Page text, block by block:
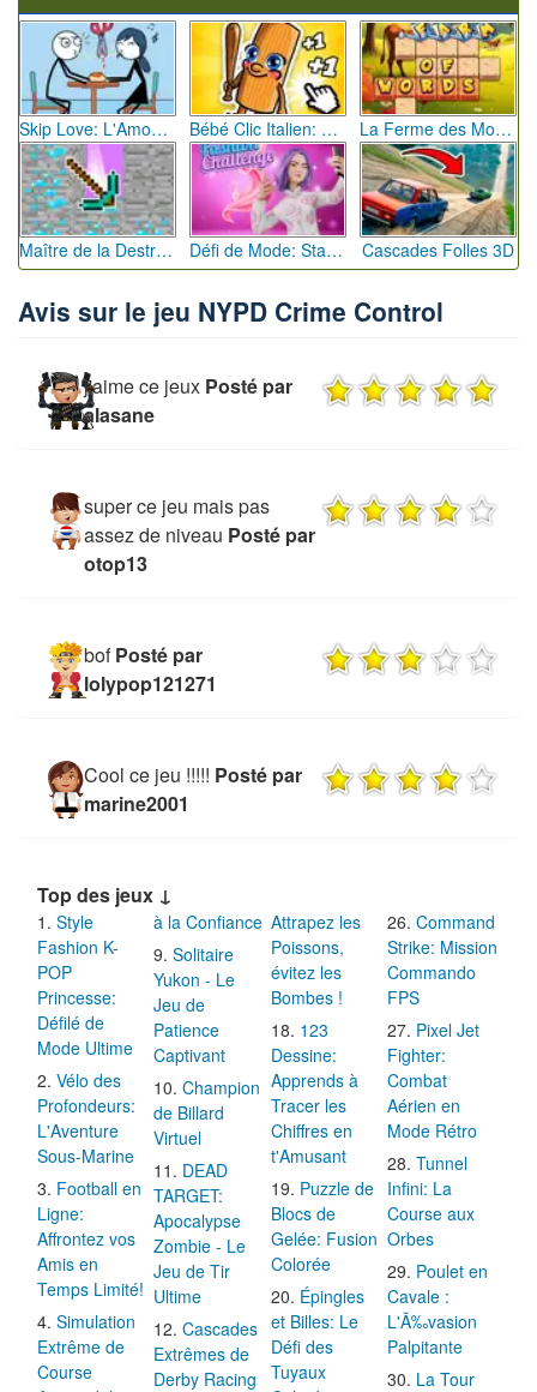
Skip Love: L'Amour en Péril Bébé Clic Italien: La Folie des Petits Bambins La Ferme des Mots - Cultivez votre Vocabulaire
Maître de la Destruction: Fusion de Pioches Défi de Mode: Star du Podium Cascades Folles 3D
Avis sur le jeu NYPD Crime Control
j'aime ce jeux Posté par
alasane
super ce jeu mais pas
assez de niveau Posté par
otop13
bof Posté par
lolypop121271
Cool ce jeu !!!!! Posté par
marine2001
Top des jeux ↓
Style
Fashion K-
POP
Princesse:
Défilé de
Mode Ultime
Vélo des
Profondeurs:
L'Aventure
Sous-Marine
Football en
Ligne:
Affrontez vos
Amis en
Temps Limité!
Simulation
Extrême de
Course
à la Confiance
Solitaire
Yukon - Le
Jeu de
Patience
Captivant
Champion
de Billard
Virtuel
DEAD
TARGET:
Apocalypse
Zombie - Le
Jeu de Tir
Ultime
Cascades
Extrêmes de
Derby Racing
Attrapez les
Poissons,
évitez les
Bombes !
123
Dessine:
Apprends à
Tracer les
Chiffres en
t'Amusant
Puzzle de
Blocs de
Gelée: Fusion
Colorée
Épingles
et Billes: Le
Défi des
Tuyaux
Command
Strike: Mission
Commando
FPS
Pixel Jet
Fighter:
Combat
Aérien en
Mode Rétro
Tunnel
Infini: La
Course aux
Orbes
Poulet en
Cavale :
L'Ã‰vasion
Palpitante
La Tour